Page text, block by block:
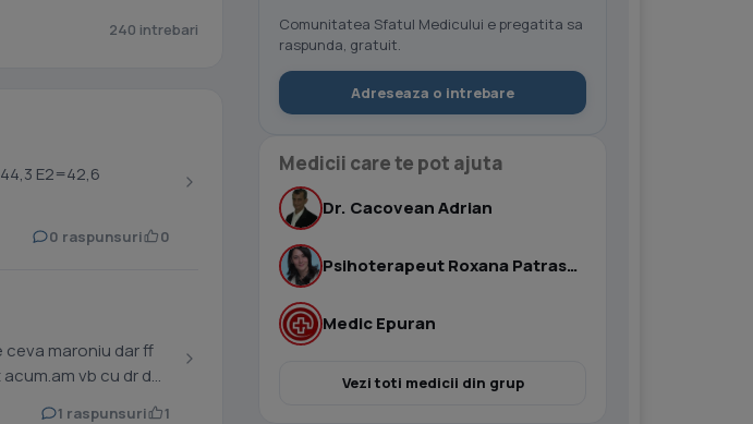
240 intrebari
0 raspunsuri 0
vb cu dr de
1 raspunsuri 1
Comunitatea Sfatul Medicului e pregatita sa
raspunda, gratuit.
Adreseaza o intrebare
Medicii care te pot ajuta
Dr. Cacovean Adrian
Psihoterapeut Roxana Patrascu
Medic Epuran
Vezi toti medicii din grup